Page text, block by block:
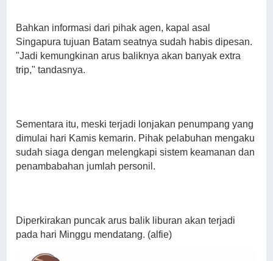
Bahkan informasi dari pihak agen, kapal asal
Singapura tujuan Batam seatnya sudah habis dipesan.
"Jadi kemungkinan arus baliknya akan banyak extra
trip," tandasnya.
Sementara itu, meski terjadi lonjakan penumpang yang
dimulai hari Kamis kemarin. Pihak pelabuhan mengaku
sudah siaga dengan melengkapi sistem keamanan dan
penambabahan jumlah personil.
Diperkirakan puncak arus balik liburan akan terjadi
pada hari Minggu mendatang. (alfie)